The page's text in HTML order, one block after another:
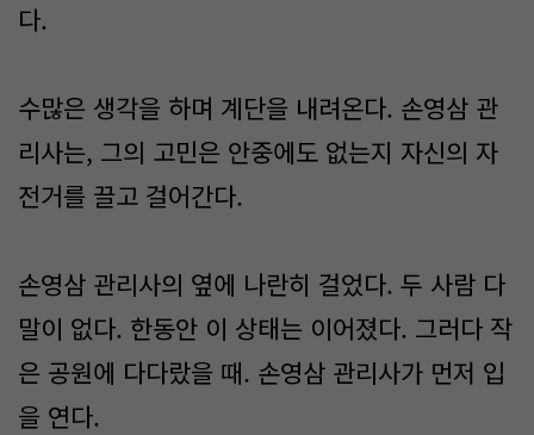
다.
수많은 생각을 하며 계단을 내려온다. 손영삼 관
리사는, 그의 고민은 안중에도 없는지 자신의 자
전거를 끌고 걸어간다.
손영삼 관리사의 옆에 나란히 걸었다. 두 사람 다
말이 없다. 한동안 이 상태는 이어졌다. 그러다 작
은 공원에 다다랐을 때. 손영삼 관리사가 먼저 입
을 연다.